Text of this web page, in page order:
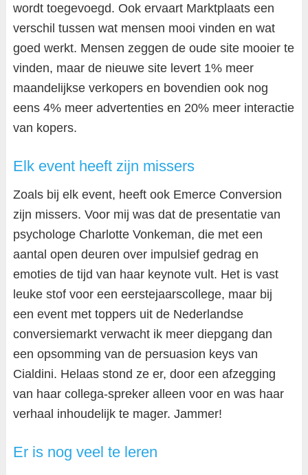
wordt toegevoegd. Ook ervaart Marktplaats een
verschil tussen wat mensen mooi vinden en wat
goed werkt. Mensen zeggen de oude site mooier te
vinden, maar de nieuwe site levert 1% meer
maandelijkse verkopers en bovendien ook nog
eens 4% meer advertenties en 20% meer interactie
van kopers.
Elk event heeft zijn missers
Zoals bij elk event, heeft ook Emerce Conversion
zijn missers. Voor mij was dat de presentatie van
psychologe Charlotte Vonkeman, die met een
aantal open deuren over impulsief gedrag en
emoties de tijd van haar keynote vult. Het is vast
leuke stof voor een eerstejaarscollege, maar bij
een event met toppers uit de Nederlandse
conversiemarkt verwacht ik meer diepgang dan
een opsomming van de persuasion keys van
Cialdini. Helaas stond ze er, door een afzegging
van haar collega-spreker alleen voor en was haar
verhaal inhoudelijk te mager. Jammer!
Er is nog veel te leren